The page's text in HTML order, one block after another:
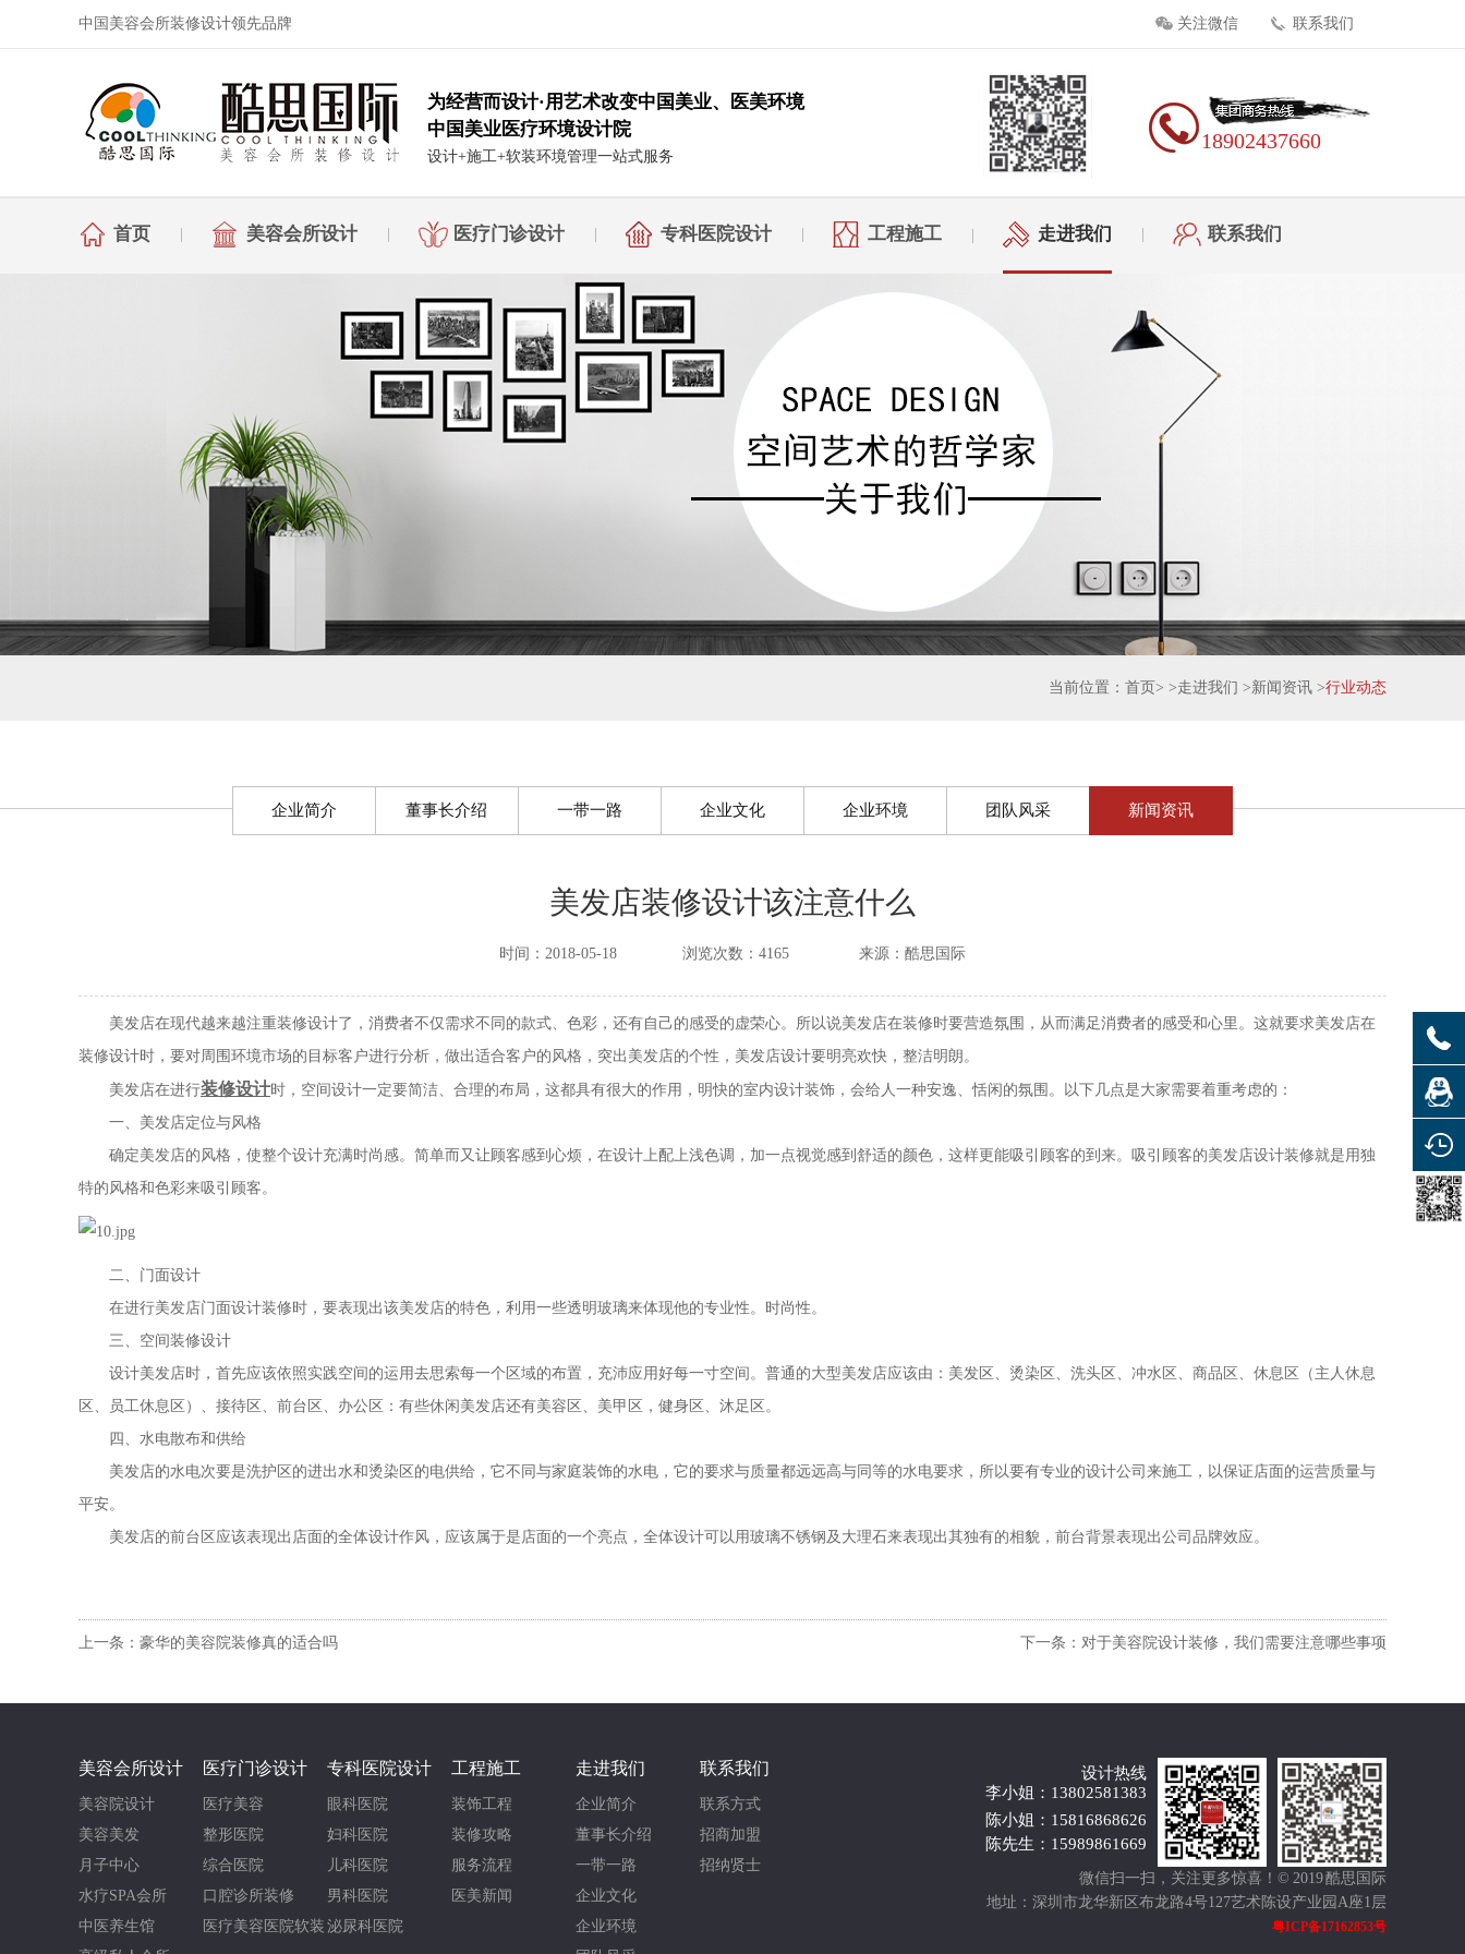
中国美容会所装修设计领先品牌 关注微信 联系我们
为经营而设计·用艺术改变中国美业、医美环境
中国美业医疗环境设计院
设计+施工+软装环境管理一站式服务
18902437660
首页 美容会所设计 医疗门诊设计 专科医院设计 工程施工 走进我们 联系我们
当前位置： 首页 > >走进我们 >新闻资讯 >行业动态
企业简介 董事长介绍 一带一路 企业文化 企业环境 团队风采 新闻资讯
美发店装修设计该注意什么
时间：2018-05-18 浏览次数：4165 来源：酷思国际
美发店在现代越来越注重装修设计了，消费者不仅需求不同的款式、色彩，还有自己的感受的虚荣心。所以说美发店在装修时要营造氛围，从而满足消费者的感受和心里。这就要求美发店在
装修设计时，要对周围环境市场的目标客户进行分析，做出适合客户的风格，突出美发店的个性，美发店设计要明亮欢快，整洁明朗。
美发店在进行装修设计时，空间设计一定要简洁、合理的布局，这都具有很大的作用，明快的室内设计装饰，会给人一种安逸、恬闲的氛围。以下几点是大家需要着重考虑的：
一、美发店定位与风格
确定美发店的风格，使整个设计充满时尚感。简单而又让顾客感到心烦，在设计上配上浅色调，加一点视觉感到舒适的颜色，这样更能吸引顾客的到来。吸引顾客的美发店设计装修就是用独
特的风格和色彩来吸引顾客。
二、门面设计
在进行美发店门面设计装修时，要表现出该美发店的特色，利用一些透明玻璃来体现他的专业性。时尚性。
三、空间装修设计
设计美发店时，首先应该依照实践空间的运用去思索每一个区域的布置，充沛应用好每一寸空间。普通的大型美发店应该由：美发区、烫染区、洗头区、冲水区、商品区、休息区（主人休息
区、员工休息区）、接待区、前台区、办公区：有些休闲美发店还有美容区、美甲区，健身区、沐足区。
四、水电散布和供给
美发店的水电次要是洗护区的进出水和烫染区的电供给，它不同与家庭装饰的水电，它的要求与质量都远远高与同等的水电要求，所以要有专业的设计公司来施工，以保证店面的运营质量与
平安。
美发店的前台区应该表现出店面的全体设计作风，应该属于是店面的一个亮点，全体设计可以用玻璃不锈钢及大理石来表现出其独有的相貌，前台背景表现出公司品牌效应。
上一条：豪华的美容院装修真的适合吗 下一条：对于美容院设计装修，我们需要注意哪些事项
美容会所设计
美容院设计
美容美发
月子中心
水疗SPA会所
中医养生馆
医疗门诊设计
医疗美容
整形医院
综合医院
口腔诊所装修
医疗美容医院软装
专科医院设计
眼科医院
妇科医院
儿科医院
男科医院
泌尿科医院
工程施工
装饰工程
装修攻略
服务流程
医美新闻
走进我们
企业简介
董事长介绍
一带一路
企业文化
企业环境
联系我们
联系方式
招商加盟
招纳贤士
设计热线
李小姐：13802581383
陈小姐：15816868626
陈先生：15989861669
微信扫一扫，关注更多惊喜！ © 2019 酷思国际
地址：深圳市龙华新区布龙路4号127艺术陈设产业园A座1层
粤ICP备17162853号